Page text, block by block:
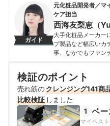
科学セミナー事業を
共同代表を務める。
方々の役に立ちたい
文社）」「an・an（
タでできている』（
出演し、情報を発信
箱崎かおり（
ガイド
元化粧品開発者／マ
ケア担当
西海友梨恵（
大手化粧品メーカー
プ製品など幅広いカ
事。なかでもファン
向けの商品開発も多
1500点以上のコスメ
をもとに、成分や処
内容もユーザーにわ
がらコンテンツを制
西海友梨恵（
検証のポイント
売れ筋のクレンジング141商
比較検証 しました
1 ベー
マイベス